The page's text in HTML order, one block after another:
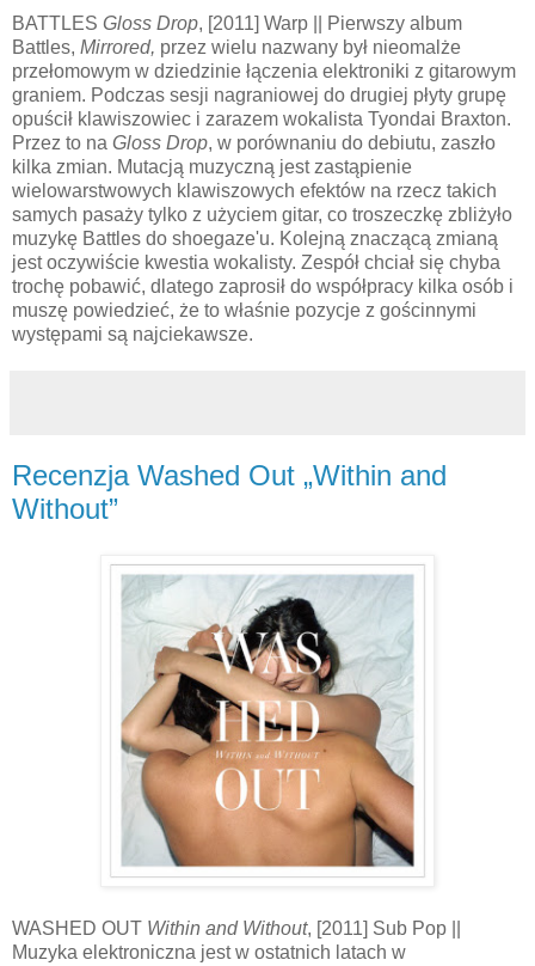
BATTLES Gloss Drop, [2011] Warp || Pierwszy album
Battles, Mirrored, przez wielu nazwany był nieomalże
przełomowym w dziedzinie łączenia elektroniki z gitarowym
graniem. Podczas sesji nagraniowej do drugiej płyty grupę
opuścił klawiszowiec i zarazem wokalista Tyondai Braxton.
Przez to na Gloss Drop, w porównaniu do debiutu, zaszło
kilka zmian. Mutacją muzyczną jest zastąpienie
wielowarstwowych klawiszowych efektów na rzecz takich
samych pasaży tylko z użyciem gitar, co troszeczkę zbliżyło
muzykę Battles do shoegaze'u. Kolejną znaczącą zmianą
jest oczywiście kwestia wokalisty. Zespół chciał się chyba
trochę pobawić, dlatego zaprosił do współpracy kilka osób i
muszę powiedzieć, że to właśnie pozycje z gościnnymi
występami są najciekawsze.
Recenzja Washed Out „Within and
Without”
WASHED OUT Within and Without, [2011] Sub Pop ||
Muzyka elektroniczna jest w ostatnich latach w